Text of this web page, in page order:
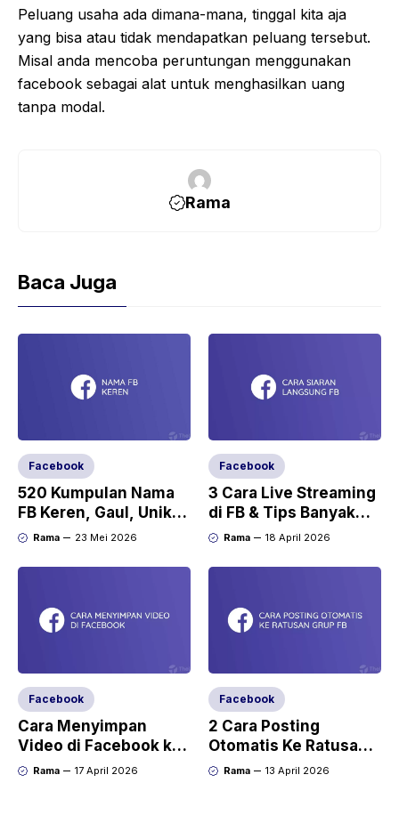
Peluang usaha ada dimana-mana, tinggal kita aja
yang bisa atau tidak mendapatkan peluang tersebut.
Misal anda mencoba peruntungan menggunakan
facebook sebagai alat untuk menghasilkan uang
tanpa modal.
Rama
Baca Juga
Facebook
520 Kumpulan Nama
FB Keren, Gaul, Unik
dan Lucu Super
Rama 23 Mei 2026
Facebook
3 Cara Live Streaming
di FB & Tips Banyak
Penonton
Rama 18 April 2026
Facebook
Cara Menyimpan
Video di Facebook ke
Galeri dengan Aplikasi
Rama 17 April 2026
Facebook
2 Cara Posting
Otomatis Ke Ratusan
Grup Facebook yang
Rama 13 April 2026